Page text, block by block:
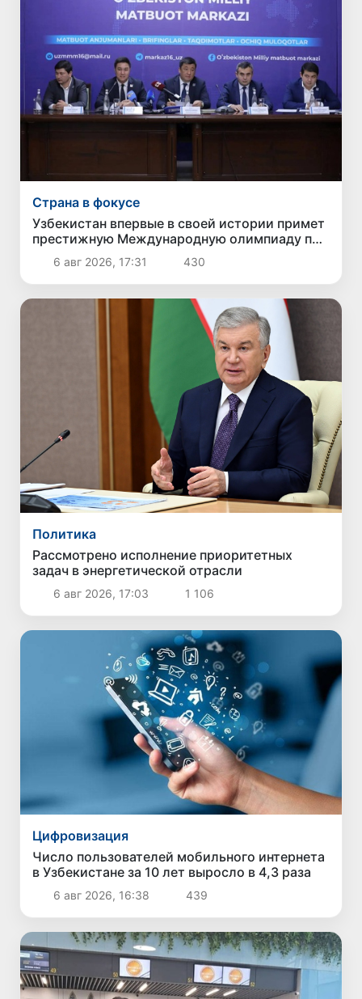
Страна в фокусе
Узбекистан впервые в своей истории примет
престижную Международную олимпиаду по
информатике IOI 2026
6 авг 2026, 17:31 430
Политика
Рассмотрено исполнение приоритетных
задач в энергетической отрасли
6 авг 2026, 17:03 1 106
Цифровизация
Число пользователей мобильного интернета
в Узбекистане за 10 лет выросло в 4,3 раза
6 авг 2026, 16:38 439